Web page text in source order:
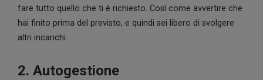
fare tutto quello che ti è richiesto. Così come avvertire che
hai finito prima del previsto, e quindi sei libero di svolgere
altri incarichi.
2. Autogestione